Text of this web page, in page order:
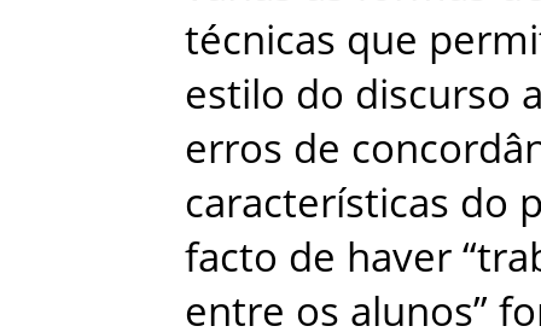
técnicas que
estilo do discurso
erros de
características do
facto de haver “
entre os alunos”